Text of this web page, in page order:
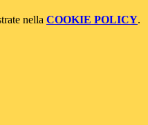
nella COOKIE POLICY.